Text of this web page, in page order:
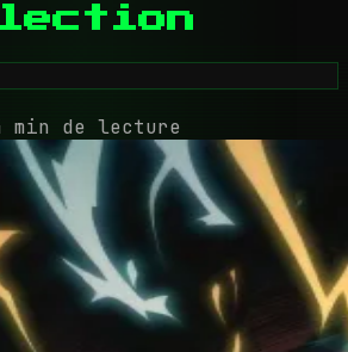
min de lecture